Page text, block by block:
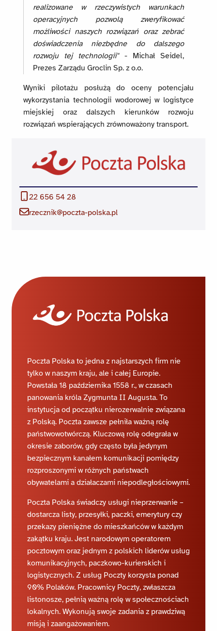
realizowane w rzeczywistych warunkach
operacyjnych pozwolą zweryfikować
możliwości naszych rozwiązań oraz zebrać
doświadczenia niezbędne do dalszego
rozwoju tej technologii"- Michał Seidel,
Prezes Zarządu Groclin Sp. z o.o.
Wyniki pilotażu posłużą do oceny potencjału
wykorzystania technologii wodorowej w logistyce
miejskiej oraz dalszych kierunków rozwoju
rozwiązań wspierających zrównoważony transport.
22 656 54 28
rzecznik@poczta-polska.pl
Poczta Polska to jedna z najstarszych firm nie
tylko w naszym kraju, ale i całej Europie.
Powstała 18 października 1558 r., w czasach
panowania króla Zygmunta II Augusta. To
instytucja od początku nierozerwalnie związana
z Polską. Poczta zawsze pełniła ważną rolę
państwowotwórczą. Kluczową rolę odegrała w
okresie zaborów, gdy często była jedynym
bezpiecznym kanałem komunikacji pomiędzy
rozproszonymi w różnych państwach
obywatelami a działaczami niepodległościowymi.
Poczta Polska świadczy usługi nieprzerwanie –
dostarcza listy, przesyłki, paczki, emerytury czy
przekazy pieniężne do mieszkańców w każdym
zakątku kraju. Jest narodowym operatorem
pocztowym oraz jednym z polskich liderów usług
komunikacyjnych, paczkowo-kurierskich i
logistycznych. Z usług Poczty korzysta ponad
90% Polaków. Pracownicy Poczty, zwłaszcza
listonosze, pełnią ważną rolę w społecznościach
lokalnych. Wykonują swoje zadania z prawdziwą
misją i zaangażowaniem.